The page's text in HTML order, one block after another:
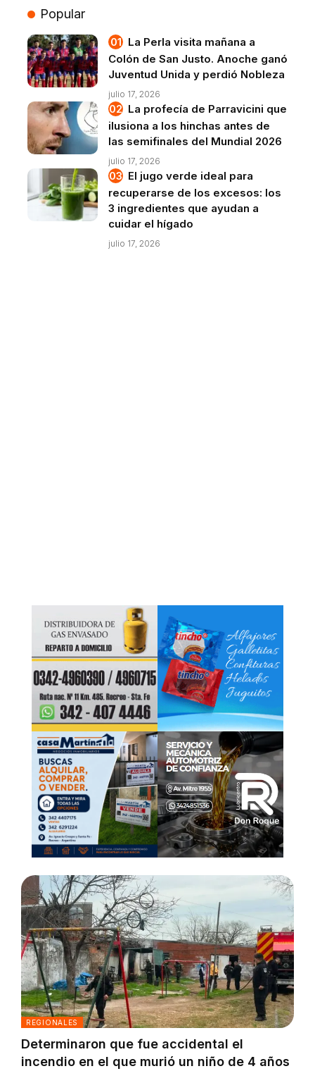
Popular
La Perla visita mañana a
Colón de San Justo. Anoche ganó
Juventud Unida y perdió Nobleza
julio 17, 2026
La profecía de Parravicini que
ilusiona a los hinchas antes de
las semifinales del Mundial 2026
julio 17, 2026
El jugo verde ideal para
recuperarse de los excesos: los
3 ingredientes que ayudan a
cuidar el hígado
julio 17, 2026
REGIONALES
Determinaron que fue accidental el
incendio en el que murió un niño de 4 años